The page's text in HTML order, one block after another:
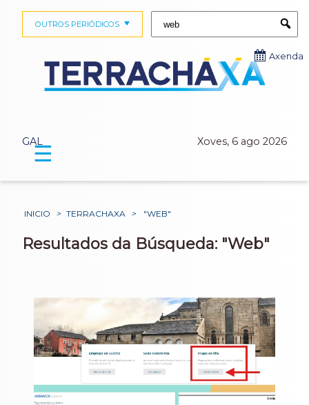
GAL Xoves, 6 ago 2026
OUTROS PERIÓDICOS
Axenda
☰
INICIO > TERRACHAXA > "WEB"
Resultados da Búsqueda: "Web"